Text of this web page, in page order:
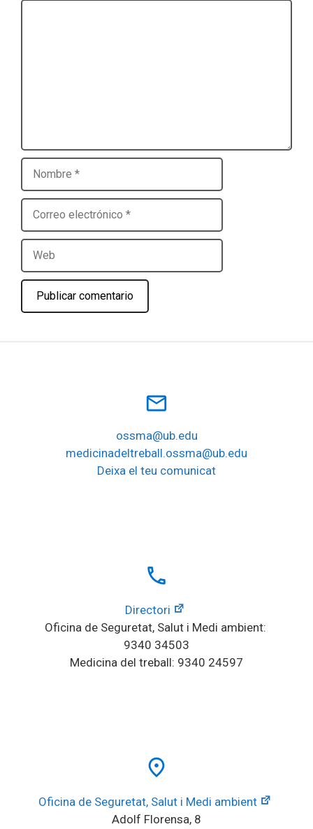
Nombre
Correo
electrónico
Web
mail_outline
ossma@ub.edu
medicinadeltreball.ossma@ub.edu
Deixa el teu comunicat
local_phone
Directori
Oficina de Seguretat, Salut i Medi ambient:
9340 34503
Medicina del treball: 9340 24597
place
Oficina de Seguretat, Salut i Medi ambient
Adolf Florensa, 8